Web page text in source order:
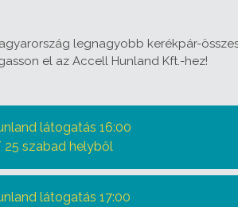
legnagyobb kerékpár-
el az Accell Hunland Kft.-hez!
látogatás 16:00
szabad helyből
látogatás 17:00